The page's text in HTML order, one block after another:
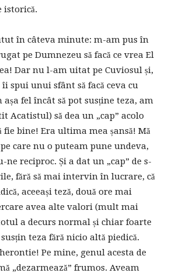
istorică.
în câteva minute: m-am pus în
pe Dumnezeu să facă ce vrea El
Dar nu l-am uitat pe Cuviosul și,
îi spui unui sfânt să facă ceva cu
fel încât să pot susține teza, am
Acatistul) să dea un „cap” acolo
fie bine! Era ultima mea șansă! Mă
care nu o puteam pune undeva,
ne reciproc. Și a dat un „cap” de s-
fără să mai intervin în lucrare, că
aceeași teză, două ore mai
avea alte valori (mult mai
a decurs normal și chiar foarte
teza fără nicio altă piedică.
Pe mine, genul acesta de
„dezarmează” frumos. Aveam